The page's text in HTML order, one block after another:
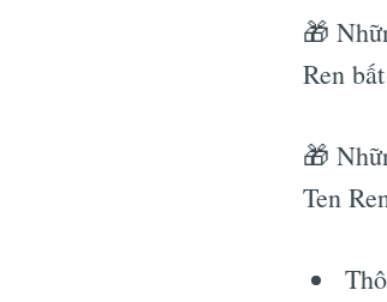
🎁
Ren
🎁
Ten